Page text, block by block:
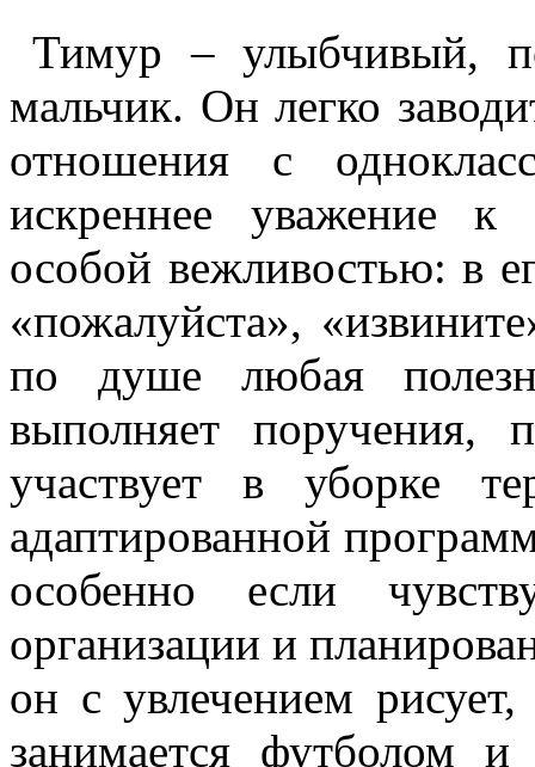
Тимур – улыбчивый,
мальчик. Он легко
отношения с
искреннее уважение к
особой вежливостью: в
«пожалуйста»,
по душе любая
выполняет поручения,
участвует в уборке
адаптированной
особенно если
организации и
он с увлечением
занимается футболом и